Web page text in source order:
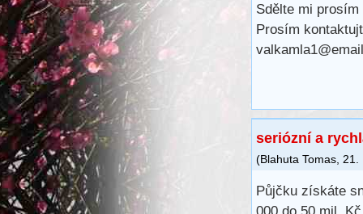
Sdělte mi
Prosím
seriózní a
(Blahuta Tomas 21.
Půjčku získáte
000 do 50 mil.